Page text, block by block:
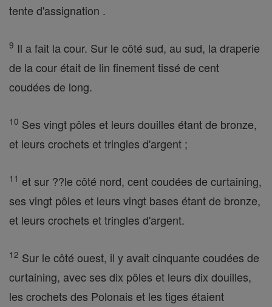
tente d'assignation .
9 Il a fait la cour. Sur le côté sud, au sud, la draperie
de la cour était de lin finement tissé de cent
coudées de long.
10 Ses vingt pôles et leurs douilles étant de bronze,
et leurs crochets et tringles d'argent ;
11 et sur ??le côté nord, cent coudées de curtaining,
ses vingt pôles et leurs vingt bases étant de bronze,
et leurs crochets et tringles d'argent.
12 Sur le côté ouest, il y avait cinquante coudées de
curtaining, avec ses dix pôles et leurs dix douilles,
les crochets des Polonais et les tiges étaient